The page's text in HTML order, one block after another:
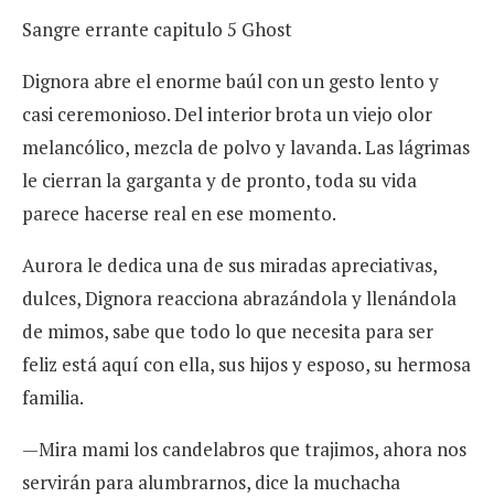
Sangre errante capitulo 5 Ghost
Dignora abre el enorme baúl con un gesto lento y
casi ceremonioso. Del interior brota un viejo olor
melancólico, mezcla de polvo y lavanda. Las lágrimas
le cierran la garganta y de pronto, toda su vida
parece hacerse real en ese momento.
Aurora le dedica una de sus miradas apreciativas,
dulces, Dignora reacciona abrazándola y llenándola
de mimos, sabe que todo lo que necesita para ser
feliz está aquí con ella, sus hijos y esposo, su hermosa
familia.
—Mira mami los candelabros que trajimos, ahora nos
servirán para alumbrarnos, dice la muchacha